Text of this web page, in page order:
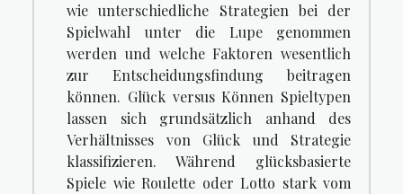
wie unterschiedliche Strategien bei der
Spielwahl unter die Lupe genommen
werden und welche Faktoren wesentlich
zur Entscheidungsfindung beitragen
können. Glück versus Können Spieltypen
lassen sich grundsätzlich anhand des
Verhältnisses von Glück und Strategie
klassifizieren. Während glücksbasierte
Spiele wie Roulette oder Lotto stark vom